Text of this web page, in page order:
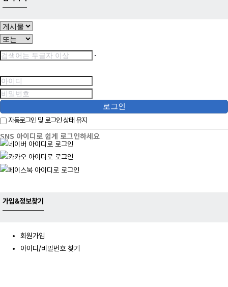
로그인
자동로그인 및 로그인 상태 유지
SNS 아이디로 쉽게 로그인하세요
가입&정보찾기
회원가입
아이디/비밀번호 찾기